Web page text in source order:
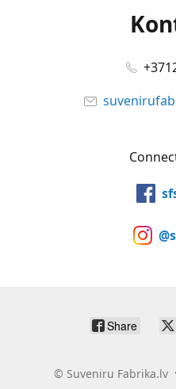
Share
© Suveniru Fabrika.lv